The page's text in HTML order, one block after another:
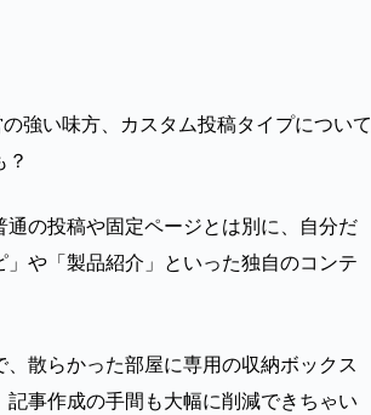
強い味方、カスタム投稿タイプについて
の投稿や固定ページとは別に、自分だ
や「製品紹介」といった独自のコンテ
散らかった部屋に専用の収納ボックス
事作成の手間も大幅に削減できちゃい